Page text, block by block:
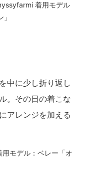
着用モデル
中に少し折り返し
。その日の着こな
アレンジを加える
用モデル：ベレー「オ